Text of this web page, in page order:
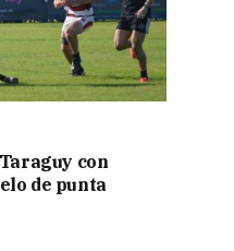
con
de punta